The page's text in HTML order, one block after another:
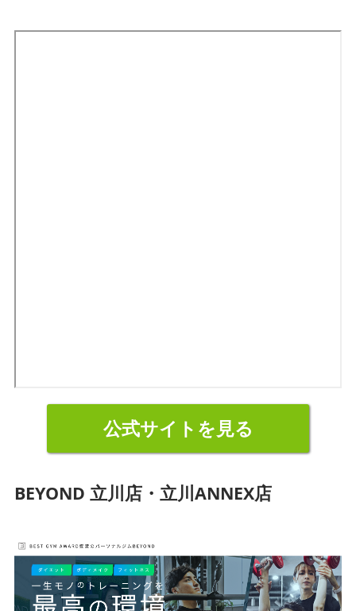
公式サイトを見る
BEYOND 立川店・立川ANNEX店